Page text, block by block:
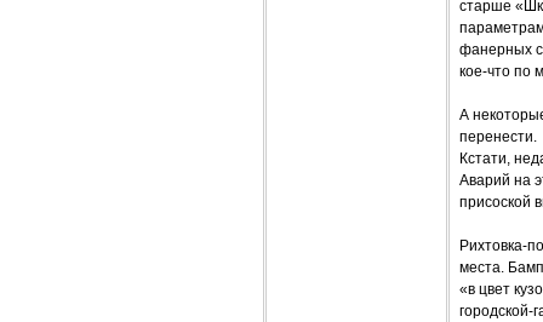
старше
фанерных
кое-что по
А
перенести.
Кстати,
Аварий на
присоской
Рихтовка-
места.
«в цвет
городской-